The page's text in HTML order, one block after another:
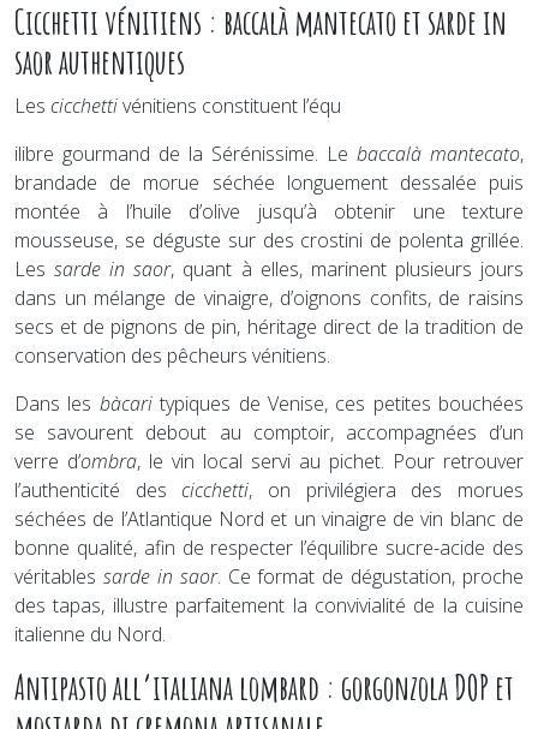
Cicchetti vénitiens : baccalà mantecato et sarde in
saor authentiques
Les cicchettivénitiens constituent l’équ
ilibre gourmand de la Sérénissime. Le baccalà mantecato,
brandade de morue séchée longuement dessalée puis
montée à l’huile d’olive jusqu’à obtenir une texture
mousseuse, se déguste sur des crostini de polenta grillée.
Lessarde in saor, quant à elles, marinent plusieurs jours
dans un mélange de vinaigre, d’oignons confits, de raisins
secs et de pignons de pin, héritage direct de la tradition de
conservation des pêcheurs vénitiens.
Dans les bàcaritypiques de Venise, ces petites bouchées
se savourent debout au comptoir, accompagnées d’un
verre d’ombra, le vin local servi au pichet. Pour retrouver
l’authenticité descicchetti, on privilégiera des morues
séchées de l’Atlantique Nord et un vinaigre de vin blanc de
bonne qualité, afin de respecter l’équilibre sucre-acide des
véritables sarde in saor. Ce format de dégustation, proche
des tapas, illustre parfaitement la convivialité de la cuisine
italienne du Nord.
Antipasto all’italiana lombard : gorgonzola DOP et